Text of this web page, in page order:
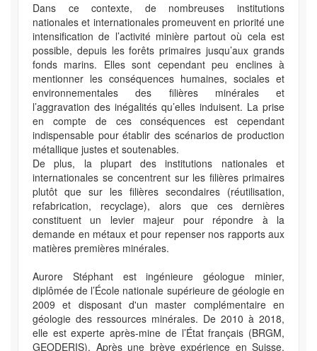
Dans ce contexte, de nombreuses institutions
nationales et internationales promeuvent en priorité une
intensification de l’activité minière partout où cela est
possible, depuis les forêts primaires jusqu’aux grands
fonds marins. Elles sont cependant peu enclines à
mentionner les conséquences humaines, sociales et
environnementales des filières minérales et
l’aggravation des inégalités qu’elles induisent. La prise
en compte de ces conséquences est cependant
indispensable pour établir des scénarios de production
métallique justes et soutenables.
De plus, la plupart des institutions nationales et
internationales se concentrent sur les filières primaires
plutôt que sur les filières secondaires (réutilisation,
refabrication, recyclage), alors que ces dernières
constituent un levier majeur pour répondre à la
demande en métaux et pour repenser nos rapports aux
matières premières minérales.
Aurore Stéphant est ingénieure géologue minier,
diplômée de l’École nationale supérieure de géologie en
2009 et disposant d'un master complémentaire en
géologie des ressources minérales. De 2010 à 2018,
elle est experte après-mine de l’État français (BRGM,
GEODERIS). Après une brève expérience en Suisse,